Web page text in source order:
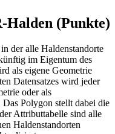
Halden (Punkte)
der alle Haldenstandorte
im Eigentum des
als eigene Geometrie
Datensatzes wird jeder
oder als
Polygon stellt dabei die
Attributtabelle sind alle
Haldenstandorten